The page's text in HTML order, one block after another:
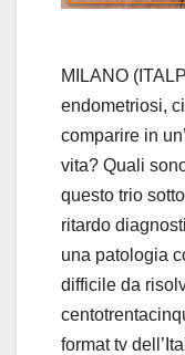
MILANO
endometriosi,
comparire in
vita? Quali
questo trio
ritardo
una patologia
difficile da
format tv